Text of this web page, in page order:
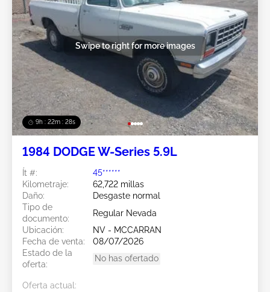
9h : 22m : 25s
Swipe to right for more images
1984 DODGE W-Series 5.9L
Ít #:
45******
Kilometraje:
62,722 millas
Daño:
Desgaste normal
Tipo de
documento:
Regular Nevada
Ubicación:
NV - MCCARRAN
Fecha de venta:
08/07/2026
Estado de la
oferta:
No has ofertado
Oferta actual: